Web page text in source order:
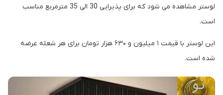
لوستر مشاهده می شود که برای پذیرایی 30 الی 35 مترمربع مناسب
است.
این لوستر با قیمت ۱ میلیون و ۶۳۰ هزار تومان برای هر شعله عرضه
شده است.